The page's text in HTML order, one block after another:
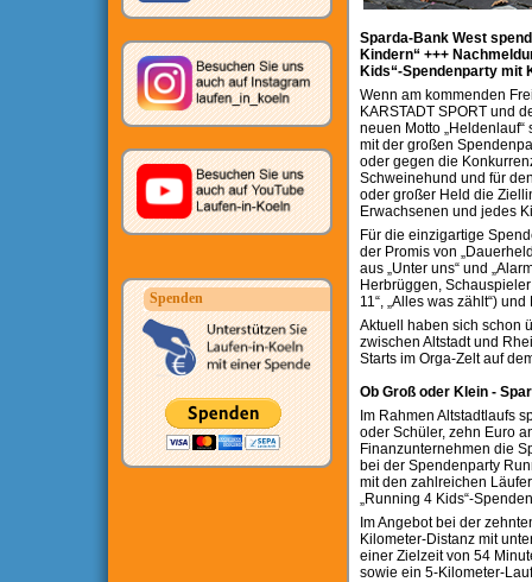
Spenden
Sparda-Bank West
Kindern“ +++
Kids“-Spendenparty mit
Wenn am kommenden
KARSTADT SPORT und
neuen Motto
mit der großen
oder gegen die
Schweinehund und für
oder großer Held die
Erwachsenen und jedes
Für die einzigartige
der Promis von
aus „Unter uns“ und
Herbrüggen, Schauspieler
11“, „Alles was zählt“)
Aktuell haben sich schon
zwischen Altstadt und
Starts im Orga-Zelt auf
Ob Groß oder Klein -
Im Rahmen Altstadtlaufs
oder Schüler, zehn Euro
Finanzunternehmen die
bei der Spendenparty
mit den zahlreichen
„Running 4 Kids“-
Im Angebot bei der
Kilometer-Distanz mit
einer Zielzeit von 54
sowie ein 5-Kilometer-